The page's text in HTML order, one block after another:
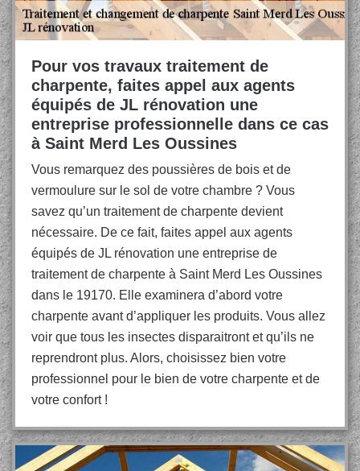
Pour vos travaux traitement de
charpente, faites appel aux agents
équipés de JL rénovation une
entreprise professionnelle dans ce cas
à Saint Merd Les Oussines
Vous remarquez des poussières de bois et de
vermoulure sur le sol de votre chambre ? Vous
savez qu’un traitement de charpente devient
nécessaire. De ce fait, faites appel aux agents
équipés de JL rénovation une entreprise de
traitement de charpente à Saint Merd Les Oussines
dans le 19170. Elle examinera d’abord votre
charpente avant d’appliquer les produits. Vous allez
voir que tous les insectes disparaitront et qu’ils ne
reprendront plus. Alors, choisissez bien votre
professionnel pour le bien de votre charpente et de
votre confort !